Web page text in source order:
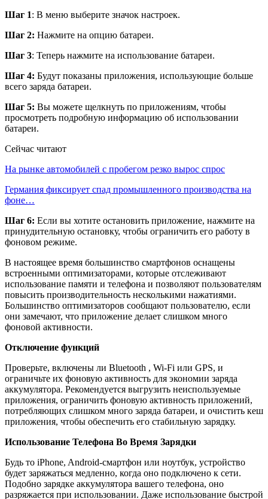
Шаг 1: В меню выберите значок настроек.
Шаг 2: Нажмите на опцию батареи.
Шаг 3: Теперь нажмите на использование батареи.
Шаг 4: Будут показаны приложения, использующие больше
всего заряда батареи.
Шаг 5: Вы можете щелкнуть по приложениям, чтобы
просмотреть подробную информацию об использовании
батареи.
Сейчас читают
На рынке автомобилей с пробегом резко вырос спрос
Германия фиксирует спад промышленного производства на
фоне…
Шаг 6: Если вы хотите остановить приложение, нажмите на
принудительную остановку, чтобы ограничить его работу в
фоновом режиме.
В настоящее время большинство смартфонов оснащены
встроенными оптимизаторами, которые отслеживают
использование памяти и телефона и позволяют пользователям
повысить производительность несколькими нажатиями.
Большинство оптимизаторов сообщают пользователю, если
они замечают, что приложение делает слишком много
фоновой активности.
Отключение функций
Проверьте, включены ли Bluetooth , Wi-Fi или GPS, и
ограничьте их фоновую активность для экономии заряда
аккумулятора. Рекомендуется выгрузить неиспользуемые
приложения, ограничить фоновую активность приложений,
потребляющих слишком много заряда батареи, и очистить кеш
приложения, чтобы обеспечить его стабильную зарядку.
Использование Телефона Во Время Зарядки
Будь то iPhone, Android-смартфон или ноутбук, устройство
будет заряжаться медленно, когда оно подключено к сети.
Подобно зарядке аккумулятора вашего телефона, оно
разряжается при использовании. Даже использование быстрой